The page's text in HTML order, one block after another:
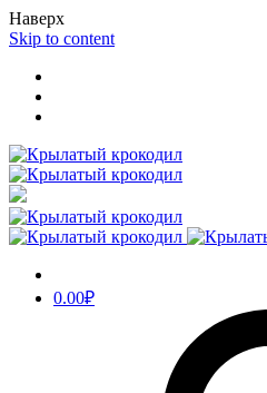
Наверх
Skip to content
0.00₽